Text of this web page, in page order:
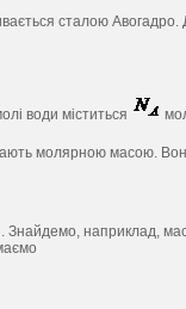
сталою
води міститься
молярною масою.
Знайдемо, наприклад,